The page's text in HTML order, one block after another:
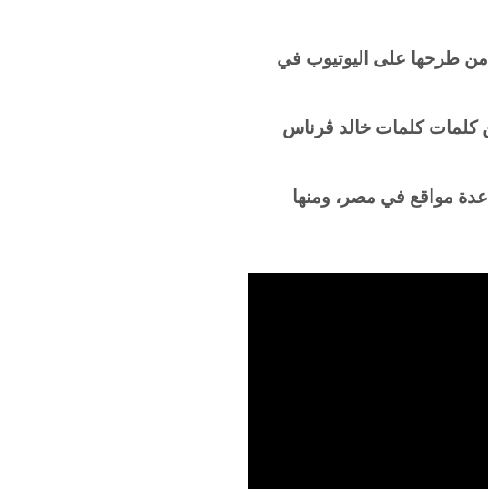
عليه” أكثر من ٧ مليون مشاهدة بعد ٣ أسابيع من طرحها على اليوتيوب في
كلماتكلمات خالد ڤرناس
مواقع في مصر، ومنها